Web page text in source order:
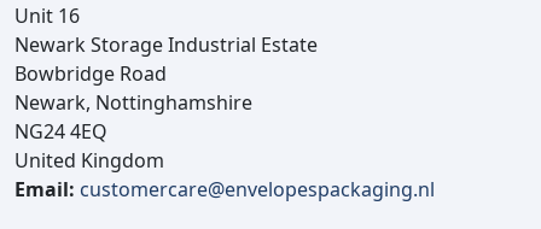
Unit 16
Newark Storage Industrial Estate
Bowbridge Road
Newark, Nottinghamshire
NG24 4EQ
United Kingdom
Email: customercare@envelopespackaging.nl